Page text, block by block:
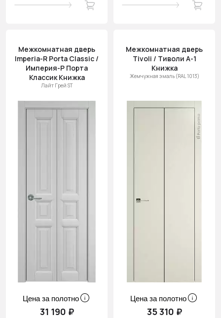
Межкомнатная дверь
Imperia-R Porta Classic /
Империя-Р Порта
Классик Книжка
Лайт Грей ST
Цена за полотно
31 190 ₽
Межкомнатная дверь
Tivoli / Тиволи А-1
Книжка
Жемчужная эмаль (RAL 1013)
Цена за полотно
35 310 ₽